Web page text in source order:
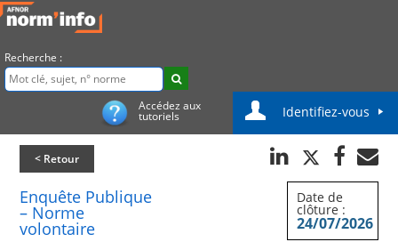
Recherche :
Accédez aux
tutoriels Identifiez-vous
< Retour
Enquête Publique
– Norme
volontaire
Date de
clôture :
24/07/2026